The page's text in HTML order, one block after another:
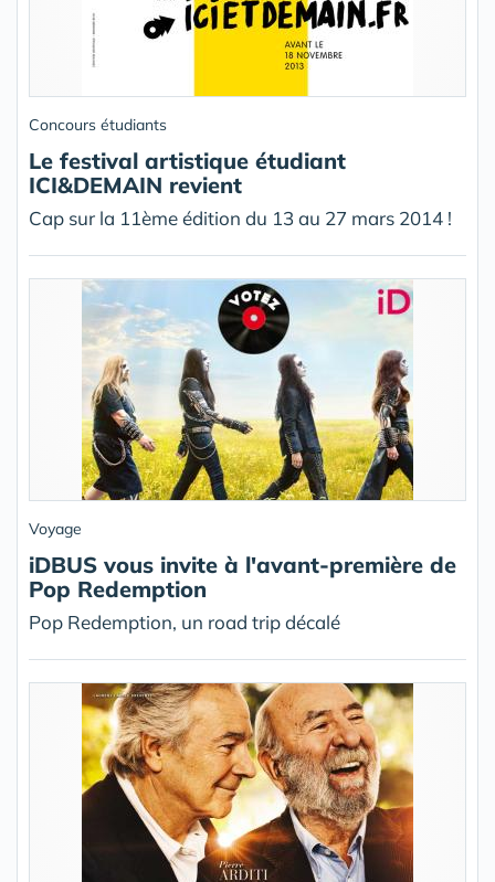
Concours étudiants
Le festival artistique étudiant
ICI&DEMAIN revient
Cap sur la 11ème édition du 13 au 27 mars 2014 !
Voyage
iDBUS vous invite à l'avant-première de
Pop Redemption
Pop Redemption, un road trip décalé